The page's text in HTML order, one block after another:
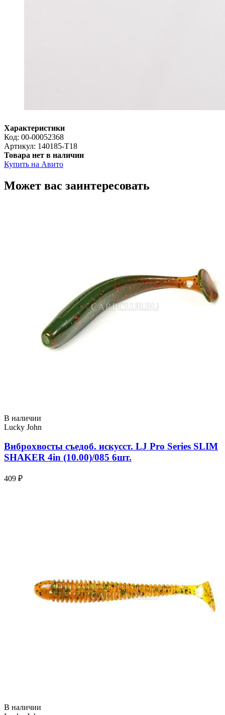
Характеристики
Код: 00-00052368
Артикул: 140185-T18
Товара нет в наличии
Купить на Авито
Может вас заинтересовать
В наличии
Lucky John
Виброхвосты съедоб. искусст. LJ Pro Series SLIM
SHAKER 4in (10.00)/085 6шт.
409 ₽
В наличии